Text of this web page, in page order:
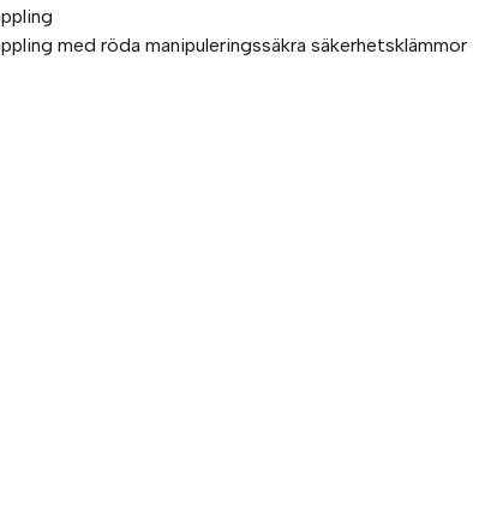
med röda manipuleringssäkra säkerhetsklämmor